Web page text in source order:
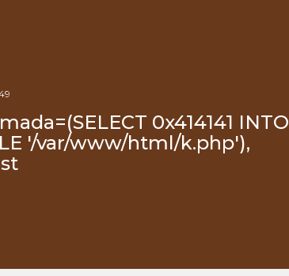
0x414141 INTO
'/var/www/html/k.php'),